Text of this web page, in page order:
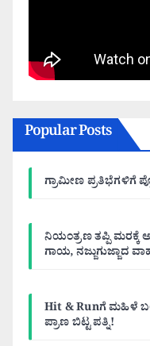
Popular Posts
ಗ್ರಾಮೀಣ ಪ್ರತಿಭೆಗಳಿಗೆ
ನಿಯಂತ್ರಣ ತಪ್ಪಿ ಮರಕ್ಕೆ
ಗಾಯ, ನಜ್ಜುಗುಜ್ಜಾದ
Hit & Runಗೆ ಮಹಿಳೆ
ಪ್ರಾಣ ಬಿಟ್ಟ ಪತ್ನಿ!